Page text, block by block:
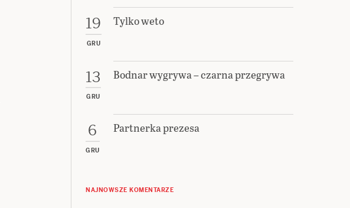
19
GRU
Tylko weto
13
GRU
Bodnar wygrywa – czarna przegrywa
6
GRU
Partnerka prezesa
NAJNOWSZE KOMENTARZE